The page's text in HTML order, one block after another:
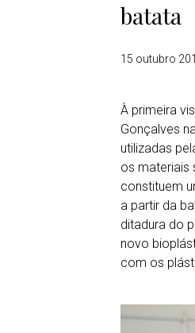
batata
15 outubro
À primeira
Gonçalves
utilizadas
os materiais
constituem
a partir da
ditadura do
novo
com os